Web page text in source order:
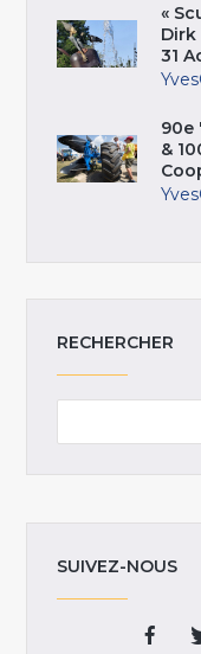
«
Dirk
31
90e
&
RECHERCHER
SUIVEZ-NOUS